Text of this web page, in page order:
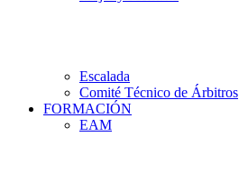
Escalada
Comité Técnico de Árbitros
FORMACIÓN
EAM